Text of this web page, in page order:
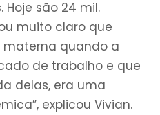
Hoje são 24 mil.
muito claro que
materna quando a
de trabalho e que
delas, era uma
explicou Vivian.